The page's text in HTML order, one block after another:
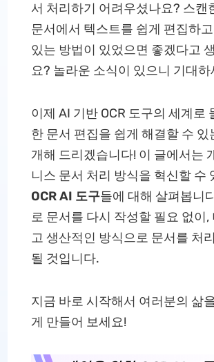
서 처리하기 어려우셨나요? 스캔
문서에서 텍스트를 쉽게 편집하
있는 방법이 있었으면 좋겠다고
요? 놀라운 소식이 있으니 기대하
이제 AI 기반 OCR 도구의 세계로
한 문서 편집을 쉽게 해결할 수 있
개해 드리겠습니다! 이 글에서는
니스 문서 처리 방식을 혁신할 수
OCR AI 도구들에 대해 살펴봅니
로 문서를 다시 작성할 필요 없이,
고 생산적인 방식으로 문서를 처
될 것입니다.
지금 바로 시작해서 여러분의 삶
게 만들어 보세요!